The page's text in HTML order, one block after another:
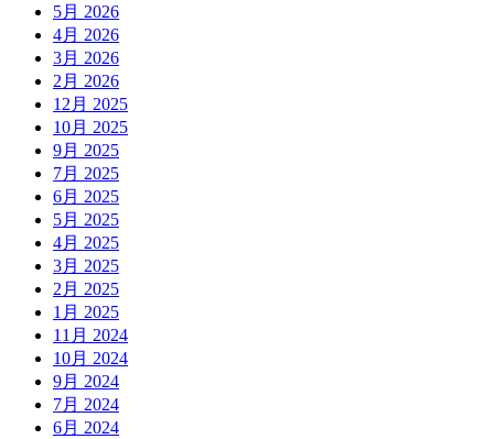
5月 2026
4月 2026
3月 2026
2月 2026
12月 2025
10月 2025
9月 2025
7月 2025
6月 2025
5月 2025
4月 2025
3月 2025
2月 2025
1月 2025
11月 2024
10月 2024
9月 2024
7月 2024
6月 2024